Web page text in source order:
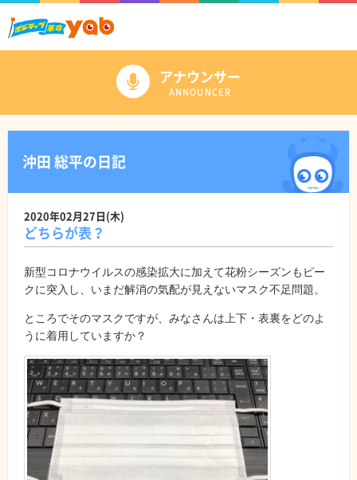
アナウンサー
ANNOUNCER
沖田 総平の日記
2020年02月27日(木)
どちらが表？
新型コロナウイルスの感染拡大に加えて花粉シーズンもピー
クに突入し、いまだ解消の気配が見えないマスク不足問題。
ところでそのマスクですが、みなさんは上下・表裏をどのよ
うに着用していますか？